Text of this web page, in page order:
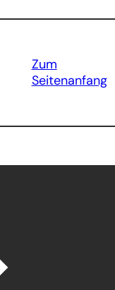
Zum
Seitenanfang